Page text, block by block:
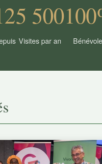
5 500
Visites par an